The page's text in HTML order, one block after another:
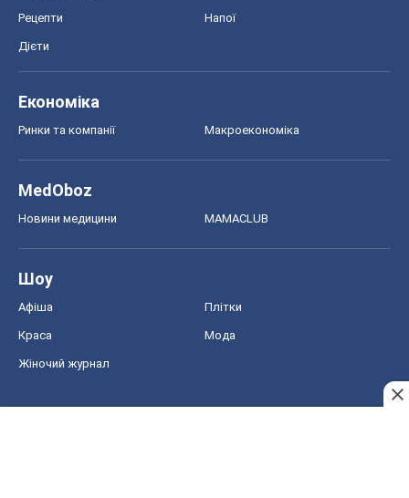
Рецепти Напої
Дієти
Економіка
Ринки та компанії Макроекономіка
MedOboz
Новини медицини MAMACLUB
Шоу
Афіша Плітки
Краса Мода
Жіночий журнал